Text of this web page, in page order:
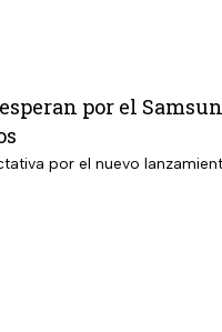
por el
por el nuevo